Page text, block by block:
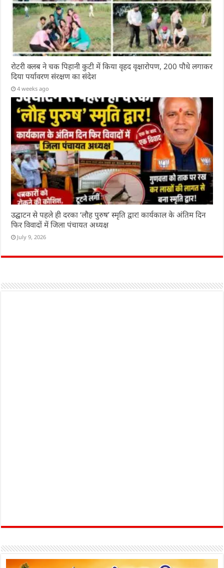
रोटरी क्लब ने चक पिहानी कुटी में किया वृहद वृक्षारोपण, 200 पौधे लगाकर
दिया पर्यावरण संरक्षण का संदेश
4 weeks ago
उद्घाटन से पहले ही दरका ‘लौह पुरुष’ स्मृति द्वार! कार्यकाल के अंतिम दिन
फिर विवादों में जिला पंचायत अध्यक्ष
July 9, 2026